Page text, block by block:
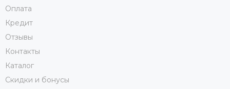
Оплата
Кредит
Отзывы
Контакты
Каталог
Скидки и бонусы